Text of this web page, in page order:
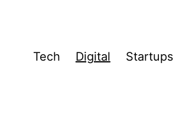
Tech Digital Startups